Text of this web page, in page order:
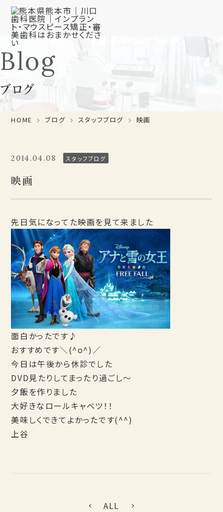
Blog
ブログ
HOME ブログ スタッフブログ 映画
2014.04.08 スタッフブログ
映画
先日気になってた映画を見て来ました
面白かったです♪
おすすめです＼(^o^)／
今日は午後から休診でした
DVD見たりしてまったり過ごし～
夕飯を作りました
大好きなロールキャベツ！！
美味しくできてよかったです(^^)
上谷
ALL